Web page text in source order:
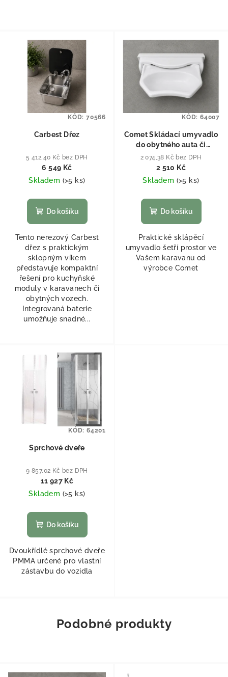
Carbest Dřez
5 412,40 Kč bez DPH
6 549 Kč
Skladem (>5 ks)
Do košíku
Tento nerezový Carbest
dřez s praktickým
sklopným víkem
představuje kompaktní
řešení pro kuchyňské
moduly v karavanech či
obytných vozech.
Integrovaná baterie
umožňuje snadné...
KÓD: 70566
Comet Skládací umyvadlo
do obytného auta či
karavanu
2 074,38 Kč bez DPH
2 510 Kč
Skladem (>5 ks)
Do košíku
Praktické sklápěcí
umyvadlo šetří prostor ve
Vašem karavanu od
výrobce Comet
KÓD: 64007
Sprchové dveře
9 857,02 Kč bez DPH
11 927 Kč
Skladem (>5 ks)
Do košíku
Dvoukřídlé sprchové dveře
PMMA určené pro vlastní
zástavbu do vozidla
KÓD: 64201
Podobné produkty